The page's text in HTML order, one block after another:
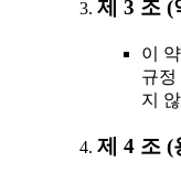
제 3 조 (
이
규정
지
제 4 조 (